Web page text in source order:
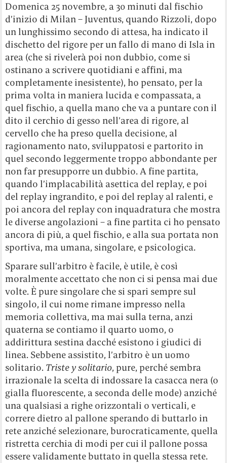
Domenica 25 novembre, a 30 minuti dal fischio
d’inizio di Milan – Juventus, quando Rizzoli, dopo
un lunghissimo secondo di attesa, ha indicato il
dischetto del rigore per un fallo di mano di Isla in
area (che si rivelerà poi non dubbio, come si
ostinano a scrivere quotidiani e affini, ma
completamente inesistente), ho pensato, per la
prima volta in maniera lucida e compassata, a
quel fischio, a quella mano che va a puntare con il
dito il cerchio di gesso nell’area di rigore, al
cervello che ha preso quella decisione, al
ragionamento nato, sviluppatosi e partorito in
quel secondo leggermente troppo abbondante per
non far presupporre un dubbio. A fine partita,
quando l’implacabilità asettica del replay, e poi
del replay ingrandito, e poi del replay al ralenti, e
poi ancora del replay con inquadratura che mostra
le diverse angolazioni – a fine partita ci ho pensato
ancora di più, a quel fischio, e alla sua portata non
sportiva, ma umana, singolare, e psicologica.
Sparare sull’arbitro è facile, è utile, è così
moralmente accettato che non ci si pensa mai due
volte. È pure singolare che si spari sempre sul
singolo, il cui nome rimane impresso nella
memoria collettiva, ma mai sulla terna, anzi
quaterna se contiamo il quarto uomo, o
addirittura sestina dacché esistono i giudici di
linea. Sebbene assistito, l’arbitro è un uomo
solitario. Triste y solitario, pure, perché sembra
irrazionale la scelta di indossare la casacca nera (o
gialla fluorescente, a seconda delle mode) anziché
una qualsiasi a righe orizzontali o verticali, e
correre dietro al pallone sperando di buttarlo in
rete anziché selezionare, burocraticamente, quella
ristretta cerchia di modi per cui il pallone possa
essere validamente buttato in quella stessa rete.